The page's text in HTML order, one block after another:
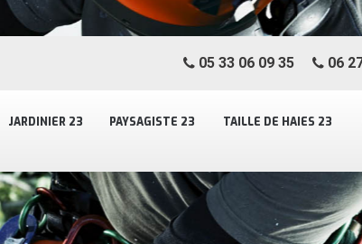
JARDINIER 23 PAYSAGISTE 23 TAILLE DE HAIES 23
05 33 06 09 35 06